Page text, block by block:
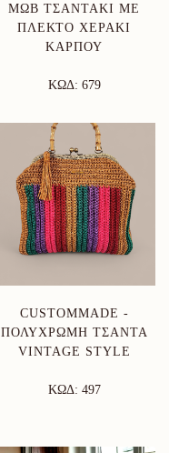
ΜΩΒ ΤΣΑΝΤΆΚΙ ΜΕ
ΠΛΕΚΤΌ ΧΕΡΆΚΙ
ΚΑΡΠΟΎ
ΚΩΔ: 679
CUSTOMMADE -
ΠΟΛΎΧΡΩΜΗ ΤΣΆΝΤΑ
VINTAGE STYLE
ΚΩΔ: 497